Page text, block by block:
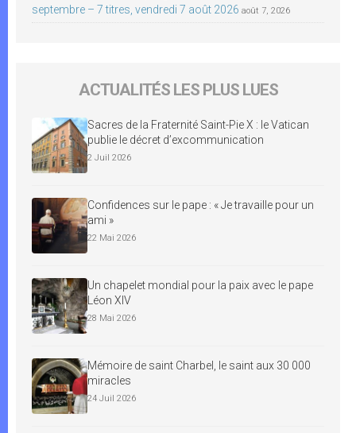
septembre – 7 titres, vendredi 7 août 2026 août 7, 2026
ACTUALITÉS LES PLUS LUES
Sacres de la Fraternité Saint-Pie X : le Vatican
publie le décret d’excommunication
2 Juil 2026
Confidences sur le pape : « Je travaille pour un
ami »
22 Mai 2026
Un chapelet mondial pour la paix avec le pape
Léon XIV
28 Mai 2026
Mémoire de saint Charbel, le saint aux 30 000
miracles
24 Juil 2026